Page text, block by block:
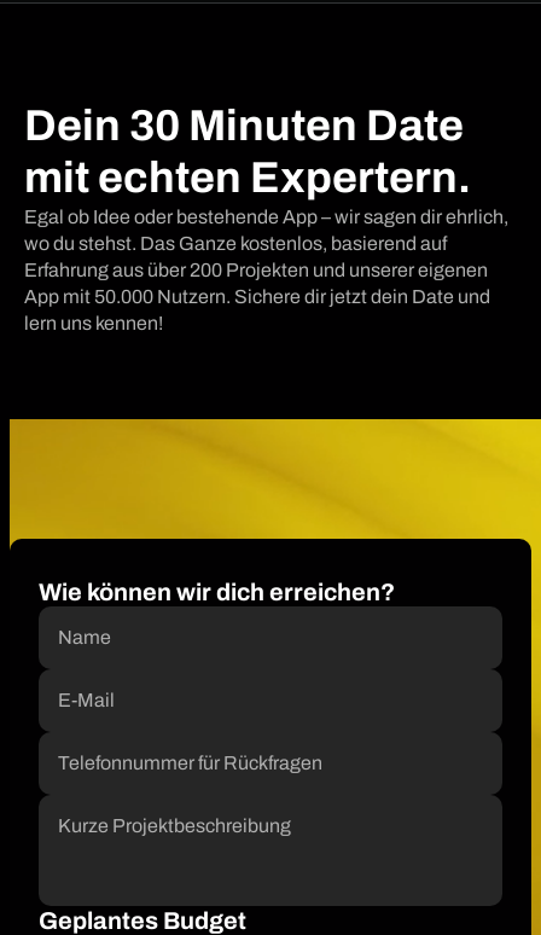
Dein 30 Minuten Date
mit echten Expertern.
Egal ob Idee oder bestehende App – wir sagen dir ehrlich,
wo du stehst. Das Ganze kostenlos, basierend auf
Erfahrung aus über 200 Projekten und unserer eigenen
App mit 50.000 Nutzern. Sichere dir jetzt dein Date und
lern uns kennen!
Wie können wir dich erreichen?
Geplantes Budget